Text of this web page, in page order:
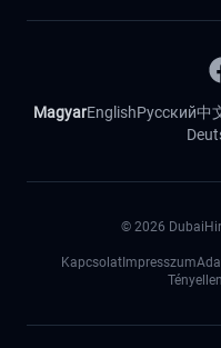
MagyarEnglishРусский中
© 2026
Kapcsolat Impresszum